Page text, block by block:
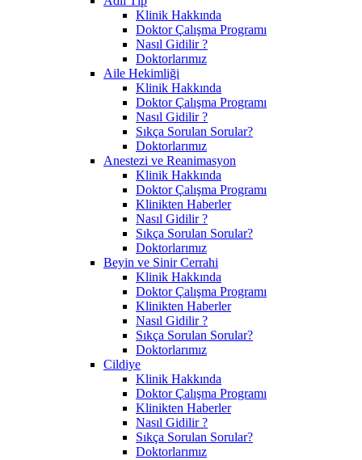
Klinik Hakkında
Doktor Çalışma Programı
Nasıl Gidilir ?
Doktorlarımız
Aile Hekimliği
Klinik Hakkında
Doktor Çalışma Programı
Nasıl Gidilir ?
Sıkça Sorulan Sorular?
Doktorlarımız
Anestezi ve Reanimasyon
Klinik Hakkında
Doktor Çalışma Programı
Klinikten Haberler
Nasıl Gidilir ?
Sıkça Sorulan Sorular?
Doktorlarımız
Beyin ve Sinir Cerrahi
Klinik Hakkında
Doktor Çalışma Programı
Klinikten Haberler
Nasıl Gidilir ?
Sıkça Sorulan Sorular?
Doktorlarımız
Cildiye
Klinik Hakkında
Doktor Çalışma Programı
Klinikten Haberler
Nasıl Gidilir ?
Sıkça Sorulan Sorular?
Doktorlarımız